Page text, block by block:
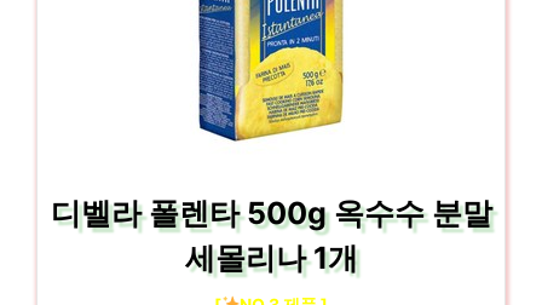
디벨라 폴렌타 500g 옥수수 분말
세몰리나 1개